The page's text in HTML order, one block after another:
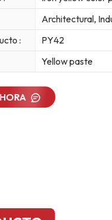
Architectural,
:
PY42
Yellow paste